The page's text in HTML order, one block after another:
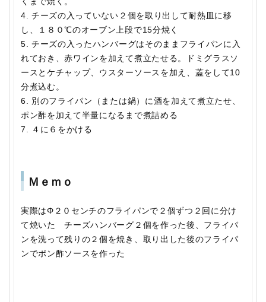
4. チーズの入っていない２個を取り出して耐熱皿に移
し、１８０℃のオーブン上段で15分焼く
5. チーズの入ったハンバーグはそのままフライパンに入
れておき、赤ワインを加えて煮立たせる。ドミグラスソ
ースとケチャップ、ウスターソースを加え、蓋をして10
分煮込む。
6. 別のフライパン（または鍋）に酒を加えて煮立たせ、
ポン酢を加えて半量になるまで煮詰める
7. ４に６をかける
Ｍｅｍｏ
実際はΦ２０センチのフライパンで２個ずつ２回に分け
て焼いた チーズハンバーグ２個を作った後、フライパ
ンを洗って残りの２個を焼き、取り出した後のフライパ
ンでポン酢ソースを作った